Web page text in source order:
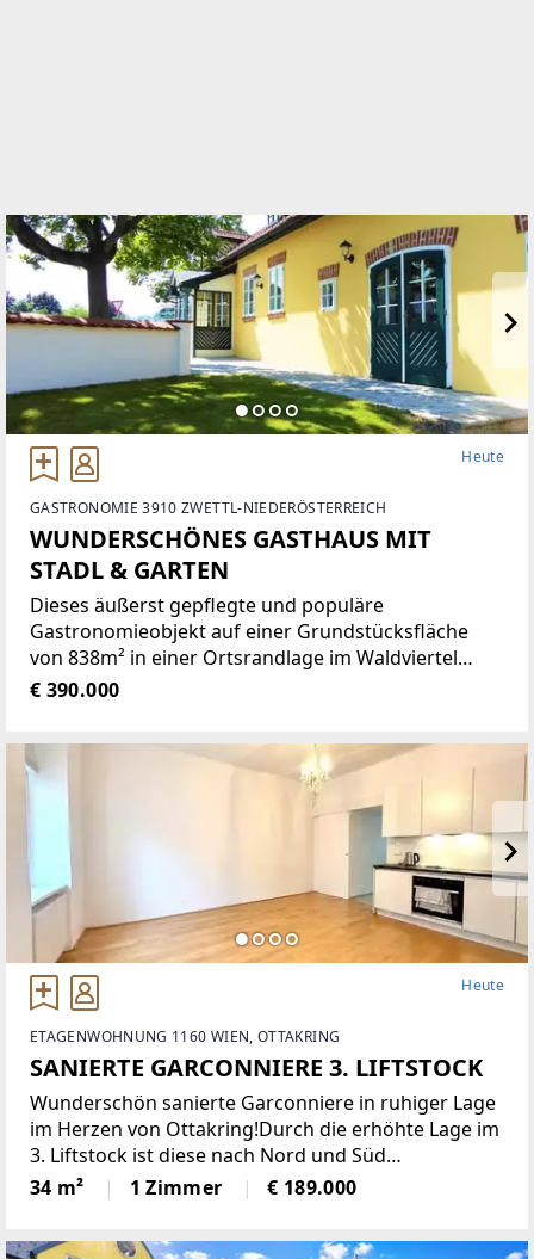
Heute
GASTRONOMIE 3910 ZWETTL-NIEDERÖSTERREICH
WUNDERSCHÖNES GASTHAUS MIT
STADL & GARTEN
Dieses äußerst gepflegte und populäre
Gastronomieobjekt auf einer Grundstücksfläche
von 838m² in einer Ortsrandlage im Waldviertel
bietet eine Vielzahl von Nutzungsmöglichkeiten wie
€ 390.000
Heute
ETAGENWOHNUNG 1160 WIEN, OTTAKRING
SANIERTE GARCONNIERE 3. LIFTSTOCK
Wunderschön sanierte Garconniere in ruhiger Lage
im Herzen von Ottakring!Durch die erhöhte Lage im
3. Liftstock ist diese nach Nord und Süd
ausgerichtete Wohnung sehr hell und bietet eine
angenehme Wohnatmosphäre. Sie verfügt über
34 m² 1 Zimmer € 189.000